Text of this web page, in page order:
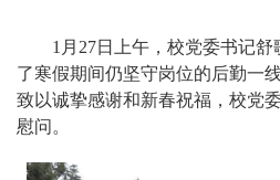
1月27日上午，校党委书记
了寒假期间仍坚守岗位的后勤一
致以诚挚感谢和新春祝福，校党
慰问。